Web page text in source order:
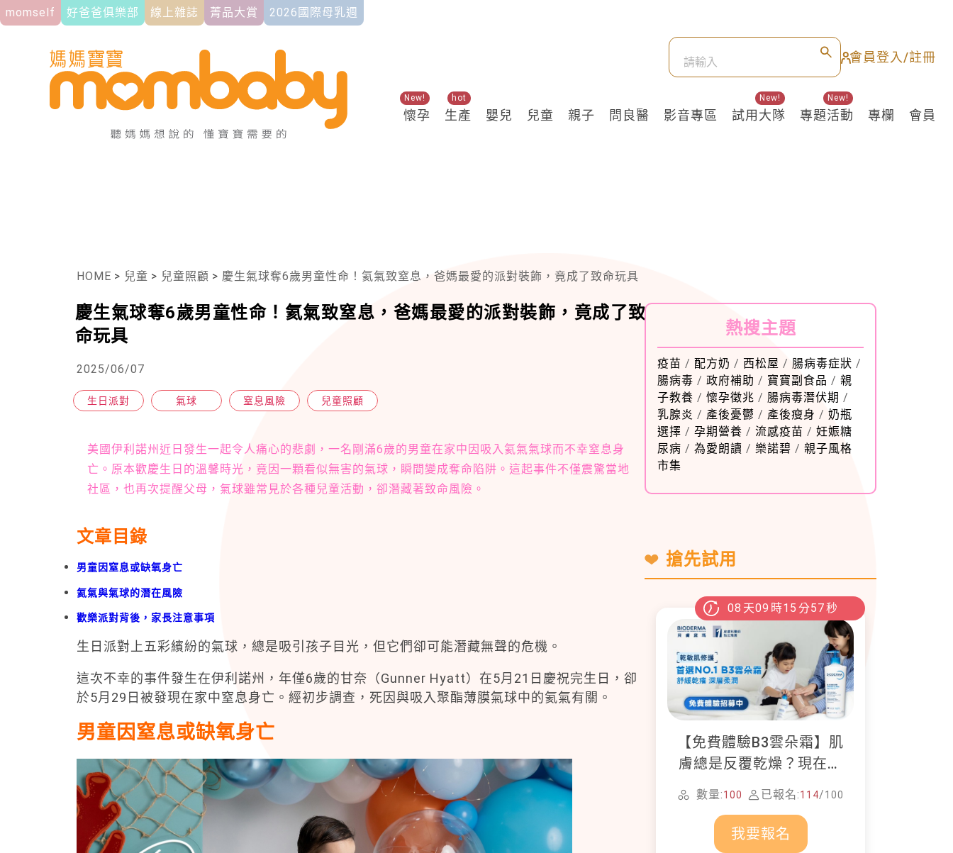
momself 好爸爸俱樂部 線上雜誌 菁品大賞 2026國際母乳週
會員登入/註冊
懷孕
New!
生產
hot
嬰兒 兒童 親子 問良醫 影音專區 試用大隊
New!
專題活動
New!
專欄 會員
HOME > 兒童 > 兒童照顧 > 慶生氣球奪6歲男童性命！氦氣致窒息，爸媽最愛的派對裝飾，竟成了致命玩具
慶生氣球奪6歲男童性命！氦氣致窒息，爸媽最愛的派對裝飾，竟成了致
命玩具
2025/06/07
生日派對 氣球 窒息風險 兒童照顧
美國伊利諾州近日發生一起令人痛心的悲劇，一名剛滿6歲的男童在家中因吸入氦氣氣球而不幸窒息身
亡。原本歡慶生日的溫馨時光，竟因一顆看似無害的氣球，瞬間變成奪命陷阱。這起事件不僅震驚當地
社區，也再次提醒父母，氣球雖常見於各種兒童活動，卻潛藏著致命風險。
文章目錄
男童因窒息或缺氧身亡
氦氣與氣球的潛在風險
歡樂派對背後，家長注意事項
生日派對上五彩繽紛的氣球，總是吸引孩子目光，但它們卻可能潛藏無聲的危機。
這次不幸的事件發生在伊利諾州，年僅6歲的甘奈（Gunner Hyatt）在5月21日慶祝完生日，卻
於5月29日被發現在家中窒息身亡。經初步調查，死因與吸入聚酯薄膜氣球中的氦氣有關。
男童因窒息或缺氧身亡
熱搜主題
疫苗 / 配方奶 / 西松屋 / 腸病毒症狀 /
腸病毒 / 政府補助 / 寶寶副食品 / 親
子教養 / 懷孕徵兆 / 腸病毒潛伏期 /
乳腺炎 / 產後憂鬱 / 產後瘦身 / 奶瓶
選擇 / 孕期營養 / 流感疫苗 / 妊娠糖
尿病 / 為愛朗讀 / 樂諾碧 / 親子風格
市集
搶先試用
08 天09 時15 分55秒
【免費體驗B3雲朵霜】肌
膚總是反覆乾燥？現在就
加入貝膚黛瑪修護體驗計
畫！
數量:100 已報名:114/100
我要報名